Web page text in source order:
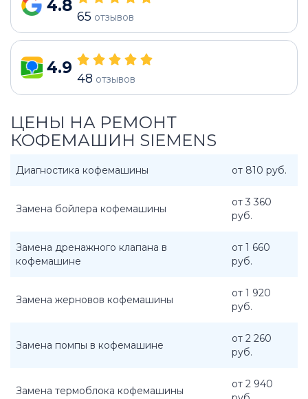
4.8
65 отзывов
4.9
48 отзывов
ЦЕНЫ НА РЕМОНТ
КОФЕМАШИН SIEMENS
Диагностика кофемашины от 810 руб.
Замена бойлера кофемашины
от 3 360
руб.
Замена дренажного клапана в
кофемашине
от 1 660
руб.
Замена жерновов кофемашины
от 1 920
руб.
Замена помпы в кофемашине
от 2 260
руб.
Замена термоблока кофемашины
от 2 940